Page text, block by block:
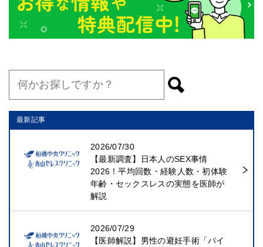
最新記事
2026/07/30
【最新調査】日本人のSEX事情
2026！平均回数・経験人数・初体験
年齢・セックスレスの実態を医師が
解説
2026/07/29
【医師解説】男性の避妊手術「パイ